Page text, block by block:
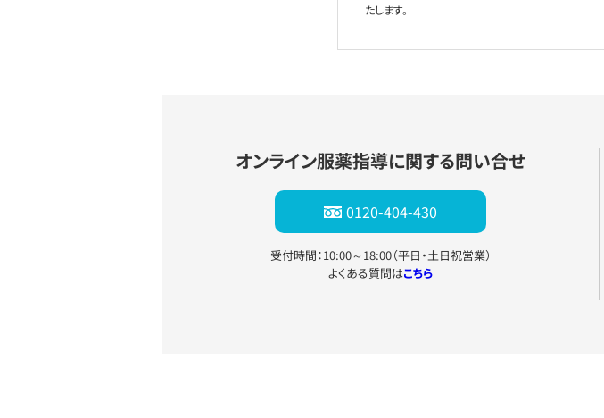
たします。
オンライン服薬指導に関する問い合せ
0120-404-430
受付時間：10:00～18:00（平日・土日祝営業）
よくある質問はこちら